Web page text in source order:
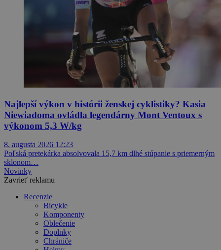
Najlepší výkon v histórii ženskej cyklistiky? Kasia
Niewiadoma ovládla legendárny Mont Ventoux s
výkonom 5,3 W/kg
8. augusta 2026 12:23
Poľská pretekárka absolvovala 15,7 km dlhé stúpanie s priemerným
sklonom…
Novinky
Zavrieť reklamu
Recenzie
Bicykle
Komponenty
Oblečenie
Doplnky
Chrániče